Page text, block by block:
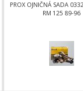
PROX OJNIČNÁ SADA
RM 125 89-96